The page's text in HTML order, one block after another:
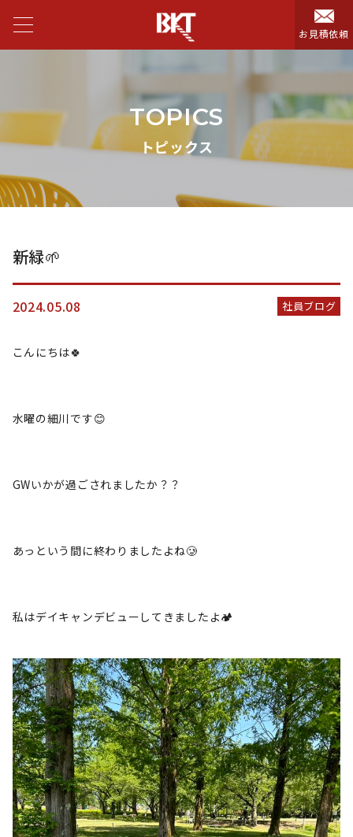
お見積依頼
TOPICS
トピックス
新緑🌱
2024.05.08 社員ブログ
こんにちは🍀
水曜の細川です😊
GWいかが過ごされましたか？？
あっという間に終わりましたよね🥲
私はデイキャンデビューしてきましたよ🏕️